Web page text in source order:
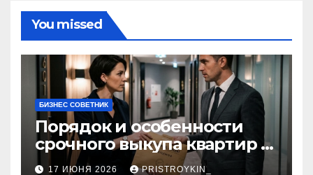
You missed
БИЗНЕС СОВЕТНИК
Порядок и особенности
срочного выкупа квартир в
срок 1–3 дня
17 ИЮНЯ 2026 PRISTROYKIN_